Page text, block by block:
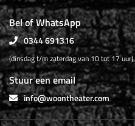
Bel of WhatsApp
0344 691316
(dinsdag t/m zaterdag van 10 tot 17 uur)
Stuur een email
info@woontheater.com